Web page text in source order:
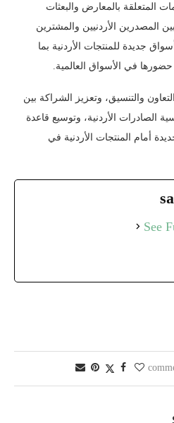
المتعلقة بالمعارض والبعثات
المصدرين الأردنيين والمشترين
جديدة للمنتجات الأردنية بما
في الأسواق العالمية.
والتنسيق، وتعزيز الشراكة بين
الصادرات الأردنية، وتوسيع قاعدة
أمام المنتجات الأردنية في
See